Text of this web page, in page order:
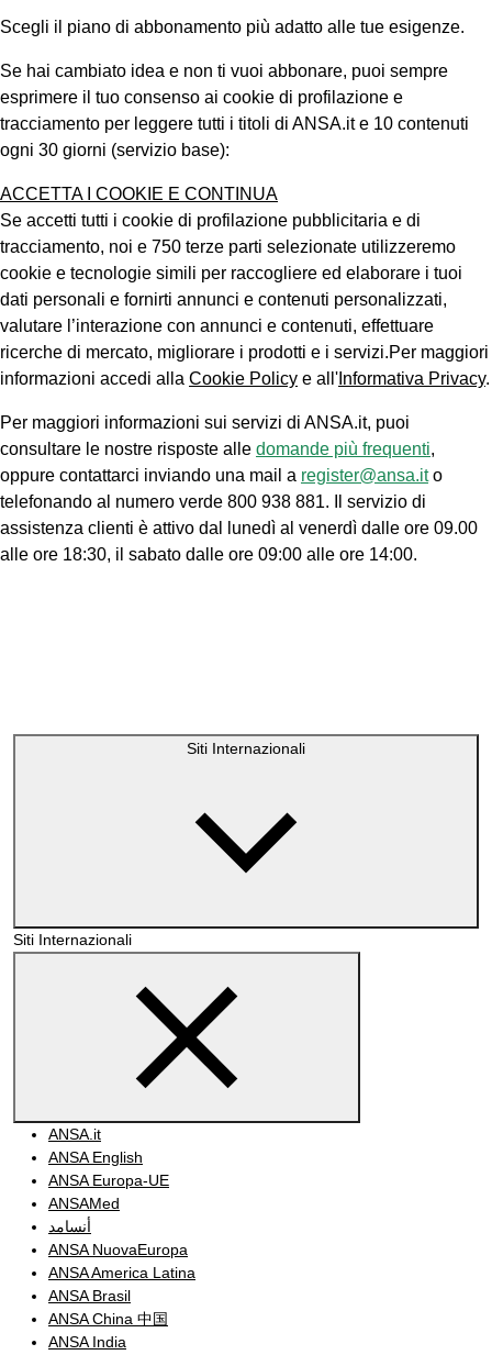
Scegli il piano di abbonamento più adatto alle tue esigenze.
Se hai cambiato idea e non ti vuoi abbonare, puoi sempre
esprimere il tuo consenso ai cookie di profilazione e
tracciamento per leggere tutti i titoli di ANSA.it e 10 contenuti
ogni 30 giorni (servizio base):
ACCETTA I COOKIE E CONTINUA
Se accetti tutti i cookie di profilazione pubblicitaria e di
tracciamento, noi e 750 terze parti selezionate utilizzeremo
cookie e tecnologie simili per raccogliere ed elaborare i tuoi
dati personali e fornirti annunci e contenuti personalizzati,
valutare l’interazione con annunci e contenuti, effettuare
ricerche di mercato, migliorare i prodotti e i servizi.Per maggiori
informazioni accedi alla Cookie Policy e all' Informativa Privacy.
Per maggiori informazioni sui servizi di ANSA.it, puoi
consultare le nostre risposte alle domande più frequenti,
oppure contattarci inviando una mail a register@ansa.ito
telefonando al numero verde 800 938 881. Il servizio di
assistenza clienti è attivo dal lunedì al venerdì dalle ore 09.00
alle ore 18:30, il sabato dalle ore 09:00 alle ore 14:00.
Siti Internazionali
Siti Internazionali
ANSA.it
ANSA English
ANSA Europa-UE
ANSAMed
أنسامد
ANSA NuovaEuropa
ANSA America Latina
ANSA Brasil
ANSA China 中国
ANSA India